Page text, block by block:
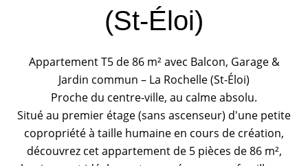
(St-Éloi)
Appartement T5 de 86 m² avec Balcon, Garage &
Jardin commun – La Rochelle (St-Éloi)
Proche du centre-ville, au calme absolu.
Situé au premier étage (sans ascenseur) d'une petite
copropriété à taille humaine en cours de création,
découvrez cet appartement de 5 pièces de 86 m²,